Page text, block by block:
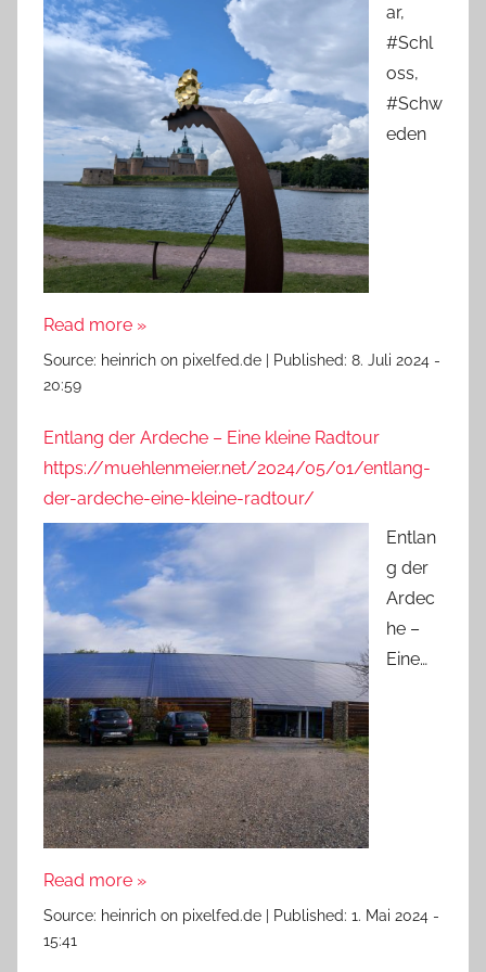
ar,
#Schl
oss,
#Schw
eden
Read more »
Source: heinrich on pixelfed.de Published: 8. Juli 2024 -
20:59
Entlang der Ardeche – Eine kleine Radtour
https://muehlenmeier.net/2024/05/01/entlang-
der-ardeche-eine-kleine-radtour/
Entlan
g der
Ardec
he –
Eine…
Read more »
Source: heinrich on pixelfed.de Published: 1. Mai 2024 -
15:41